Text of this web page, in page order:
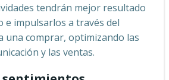
tendrán mejor resultado
e impulsarlos a través del
una comprar, optimizando las
y las ventas.